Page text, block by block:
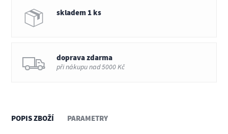
skladem 1 ks
doprava zdarma
při nákupu nad 5000 Kč
POPIS ZBOŽÍ PARAMETRY